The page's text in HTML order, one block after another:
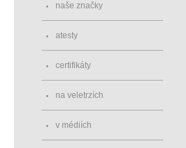
naše značky
atesty
certifikáty
na veletrzích
v médiích